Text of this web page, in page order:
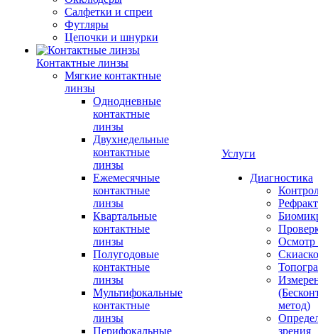
Салфетки и спреи
Футляры
Цепочки и шнурки
Контактные линзы
Мягкие контактные
линзы
Однодневные
контактные
линзы
Двухнедельные
контактные
линзы
Ежемесячные
контактные
линзы
Квартальные
контактные
линзы
Полугодовые
контактные
линзы
Мультифокальные
контактные
линзы
Перифокальные
Услуги
Диагностика
Осмотр
метод)
зрения